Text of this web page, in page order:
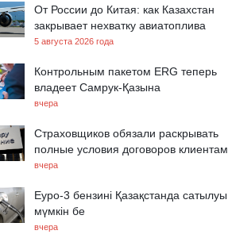
От России до Китая: как Казахстан
закрывает нехватку авиатоплива
5 августа 2026 года
Контрольным пакетом ERG теперь
владеет Самрук-Қазына
вчера
Страховщиков обязали раскрывать
полные условия договоров клиентам
вчера
Еуро-3 бензині Қазақстанда сатылуы
мүмкін бе
вчера